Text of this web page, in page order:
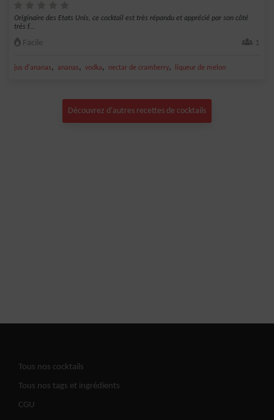
Originaire des Etats Unis, ce cocktail est très répandu et apprécié par son côté
très f...
Facile 1
jus d'ananas, ananas, vodka, nectar de cramberry, liqueur de melon
Découvrez d'autres recettes de cocktails
Tous nos cocktails
Tous nos tags et ingrédients
CGU